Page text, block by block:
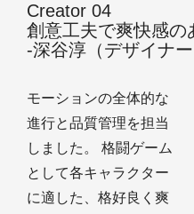
Creator 04
創意工夫で爽快感の
‐深谷淳（デザイナー
モーションの全体的な
進行と品質管理を担当
しました。 格闘ゲーム
として各キャラクター
に適した、格好良く爽